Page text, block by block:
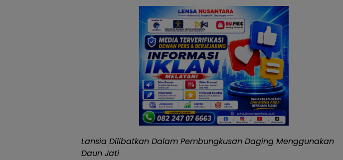
Lansia Dilibatkan Dalam Pembungkusan Daging Menggunakan
Daun Jati